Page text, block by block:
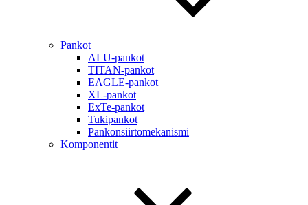
Pankot
ALU-pankot
TITAN-pankot
EAGLE-pankot
XL-pankot
ExTe-pankot
Tukipankot
Pankonsiirtomekanismi
Komponentit